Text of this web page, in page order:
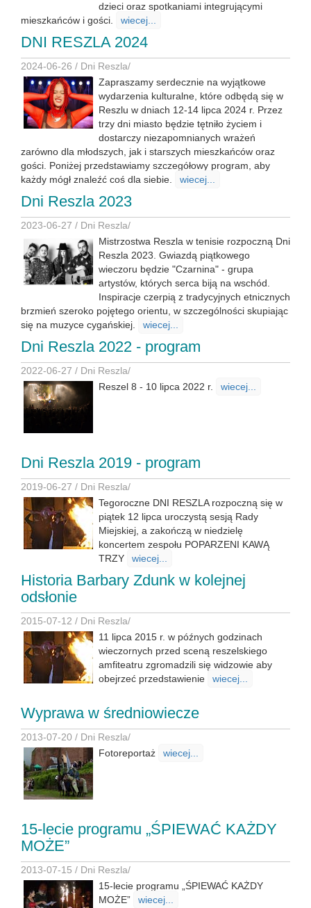
dzieci oraz spotkaniami integrującymi
mieszkańców i gości.
wiecej...
DNI RESZLA 2024
2024-06-26 / Dni Reszla/
Zapraszamy serdecznie na wyjątkowe
wydarzenia kulturalne, które odbędą się w
Reszlu w dniach 12-14 lipca 2024 r. Przez
trzy dni miasto będzie tętniło życiem i
dostarczy niezapomnianych wrażeń
zarówno dla młodszych, jak i starszych mieszkańców oraz
gości. Poniżej przedstawiamy szczegółowy program, aby
każdy mógł znaleźć coś dla siebie.
wiecej...
Dni Reszla 2023
2023-06-27 / Dni Reszla/
Mistrzostwa Reszla w tenisie rozpoczną Dni
Reszla 2023. Gwiazdą piątkowego
wieczoru będzie "Czarnina" - grupa
artystów, których serca biją na wschód.
Inspiracje czerpią z tradycyjnych etnicznych
brzmień szeroko pojętego orientu, w szczególności skupiając
się na muzyce cygańskiej.
wiecej...
Dni Reszla 2022 - program
2022-06-27 / Dni Reszla/
Reszel 8 - 10 lipca 2022 r.
wiecej...
Dni Reszla 2019 - program
2019-06-27 / Dni Reszla/
Tegoroczne DNI RESZLA rozpoczną się w
piątek 12 lipca uroczystą sesją Rady
Miejskiej, a zakończą w niedzielę
koncertem zespołu POPARZENI KAWĄ
TRZY
wiecej...
Historia Barbary Zdunk w kolejnej
odsłonie
2015-07-12 / Dni Reszla/
11 lipca 2015 r. w późnych godzinach
wieczornych przed sceną reszelskiego
amfiteatru zgromadzili się widzowie aby
obejrzeć przedstawienie
wiecej...
Wyprawa w średniowiecze
2013-07-20 / Dni Reszla/
Fotoreportaż
wiecej...
15-lecie programu „ŚPIEWAĆ KAŻDY
MOŻE”
2013-07-15 / Dni Reszla/
15-lecie programu „ŚPIEWAĆ KAŻDY
MOŻE”
wiecej...